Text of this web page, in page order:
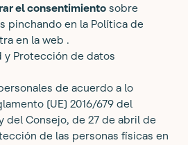
el consentimiento sobre
pinchando en la Política de
en la web .
y Protección de datos
de acuerdo a lo
(UE) 2016/679 del
del Consejo, de 27 de abril de
de las personas físicas en